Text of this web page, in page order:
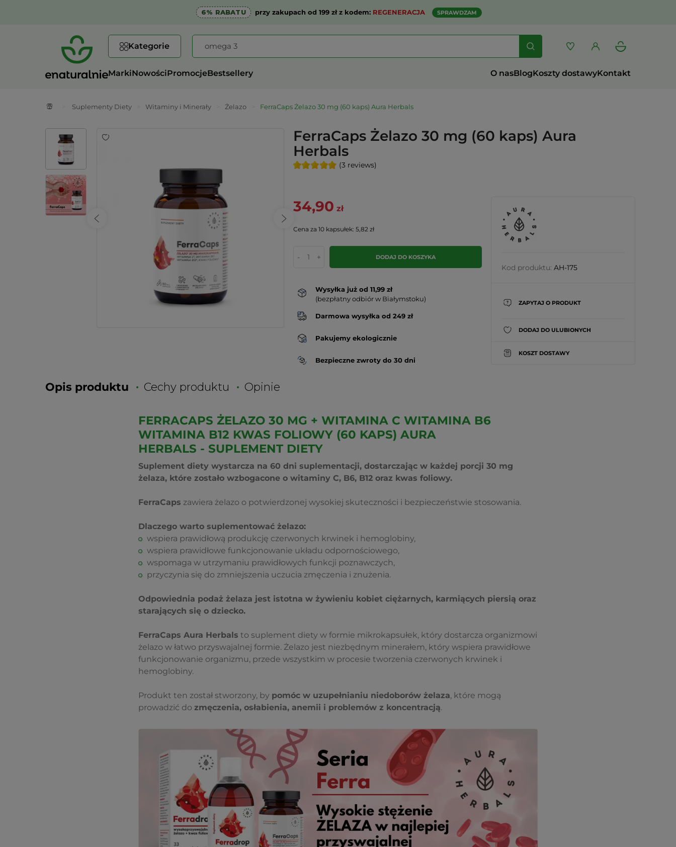
6% RABATU przy zakupach od 199 zł z kodem: REGENERACJA SPRAWDZAM
Kategorie
MarkiNowościPromocjeBestsellery O nasBlogKoszty dostawyKontakt
Suplementy Diety Witaminy i Minerały Żelazo FerraCaps Żelazo 30 mg (60 kaps) Aura Herbals
FerraCaps Żelazo 30 mg (60 kaps) Aura
Herbals
(3 reviews)
34,90 zł
Cena za 10 kapsułek: 5,82 zł
- + DODAJ DO KOSZYKA
Wysyłka już od 11,99 zł
(bezpłatny odbiór w Białymstoku)
Darmowa wysyłka od 249 zł
Pakujemy ekologicznie
Bezpieczne zwroty do 30 dni
Kod produktu: AH-175
ZAPYTAJ O PRODUKT
DODAJ DO ULUBIONYCH
KOSZT DOSTAWY
Opis produktu Cechy produktu Opinie
FERRACAPS ŻELAZO 30 MG + WITAMINA C WITAMINA B6
WITAMINA B12 KWAS FOLIOWY (60 KAPS) AURA
HERBALS - SUPLEMENT DIETY
Suplement diety wystarcza na 60 dni suplementacji, dostarczając w każdej porcji 30 mg
żelaza, które zostało wzbogacone o witaminy C, B6, B12 oraz kwas foliowy.
FerraCaps zawiera żelazo o potwierdzonej wysokiej skuteczności i bezpieczeństwie stosowania.
Dlaczego warto suplementować żelazo:
wspiera prawidłową produkcję czerwonych krwinek i hemoglobiny,
wspiera prawidłowe funkcjonowanie układu odpornościowego,
wspomaga w utrzymaniu prawidłowych funkcji poznawczych,
przyczynia się do zmniejszenia uczucia zmęczenia i znużenia.
Odpowiednia podaż żelaza jest istotna w żywieniu kobiet ciężarnych, karmiących piersią oraz
starających się o dziecko.
FerraCaps Aura Herbals to suplement diety w formie mikrokapsułek, który dostarcza organizmowi
żelazo w łatwo przyswajalnej formie. Żelazo jest niezbędnym minerałem, który wspiera prawidłowe
funkcjonowanie organizmu, przede wszystkim w procesie tworzenia czerwonych krwinek i
hemoglobiny.
Produkt ten został stworzony, by pomóc w uzupełnianiu niedoborów żelaza, które mogą
prowadzić do zmęczenia, osłabienia, anemii i problemów z koncentracją.